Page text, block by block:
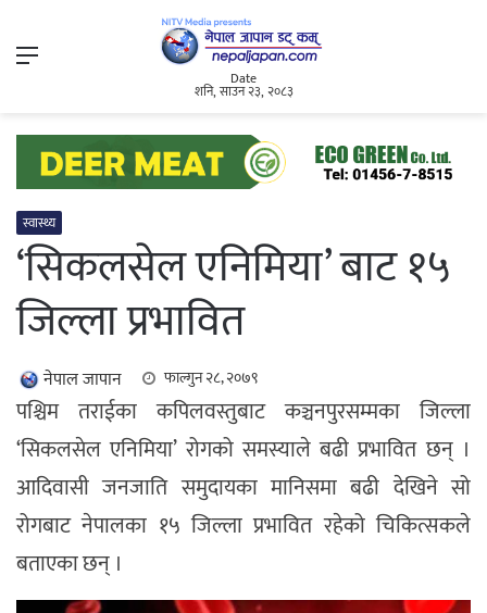
Menu
Date
शनि, साउन २३, २०८३
स्वास्थ्य
‘सिकलसेल एनिमिया’ बाट १५
जिल्ला प्रभावित
नेपाल जापान फाल्गुन २८, २०७९
पश्चिम तराईका कपिलवस्तुबाट कञ्चनपुरसम्मका जिल्ला
‘सिकलसेल एनिमिया’ रोगको समस्याले बढी प्रभावित छन् ।
आदिवासी जनजाति समुदायका मानिसमा बढी देखिने सो
रोगबाट नेपालका १५ जिल्ला प्रभावित रहेको चिकित्सकले
बताएका छन् ।